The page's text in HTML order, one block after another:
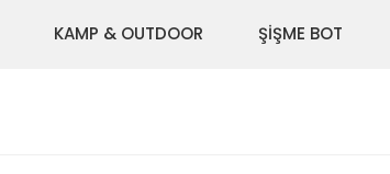
KAMP & OUTDOOR ŞİŞME BOT